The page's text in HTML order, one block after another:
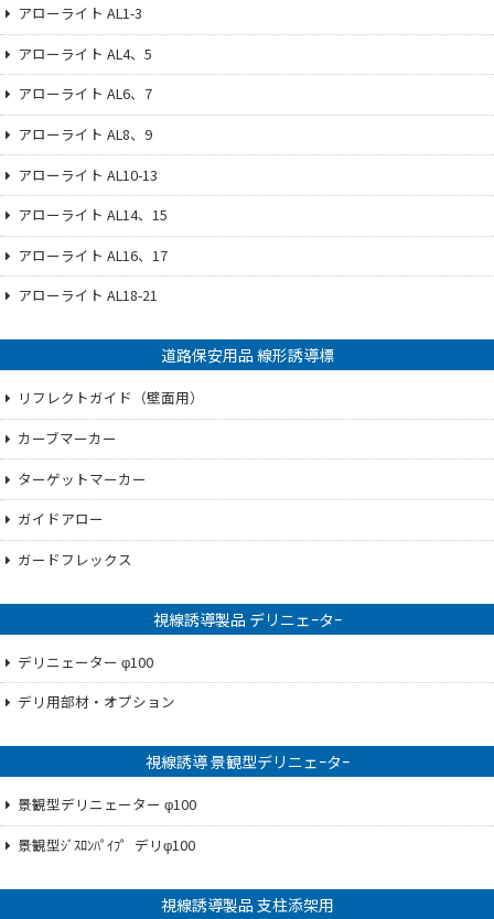
アローライト AL1-3
アローライト AL4、5
アローライト AL6、7
アローライト AL8、9
アローライト AL10-13
アローライト AL14、15
アローライト AL16、17
アローライト AL18-21
道路保安用品 線形誘導標
リフレクトガイド（壁面用）
カーブマーカー
ターゲットマーカー
ガイドアロー
ガードフレックス
視線誘導製品 デリニェｰタｰ
デリニェーター φ100
デリ用部材・オプション
視線誘導 景観型デリニェｰタｰ
景観型デリニェーター φ100
景観型ｼﾞｽﾛﾝﾊﾟｲﾌ゜デリφ100
視線誘導製品 支柱添架用